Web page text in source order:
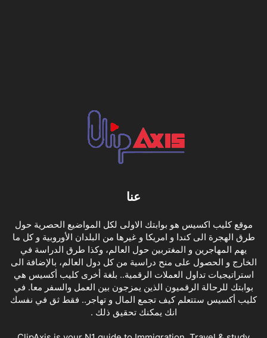
عنا
موقع كليب اكسيس هو بوابتك الاولى لكل المواضيع الحصرية حول
طرق الهجرة الى كندا و امريكا و غيرها من البلدان الأوروبية و كل ما
يهم المهاجرين و المغتربين حول العالم، وكذا طرق الدراسة في
الخارج و الحصول على منح دراسية من كل دول العالم، بالإضافة الى
استراتيجيات تداول العملات الرقمية.. بلغة أخرى كليب أكسيس هي
بوابتك للرحالة الرقميون الذين يمزجون بين العمل والسفر معا. في
كليب أكسيس ستتعلم كيف تجمع المال و تهاجر.. فقط ثق في نفسك
انك يمكنك تحقيق ذلك .